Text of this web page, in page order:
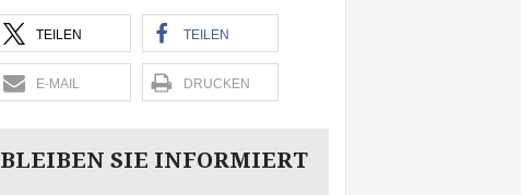
TEILEN TEILEN
E-MAIL DRUCKEN
BLEIBEN SIE INFORMIERT